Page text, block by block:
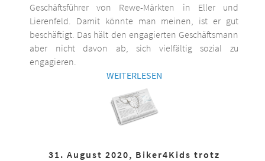
Geschäftsführer von Rewe-Märkten in Eller und
Lierenfeld. Damit könnte man meinen, ist er gut
beschäftigt. Das hält den engagierten Geschäftsmann
aber nicht davon ab, sich vielfältig sozial zu
engagieren.
WEITERLESEN
31. August 2020, Biker4Kids trotz